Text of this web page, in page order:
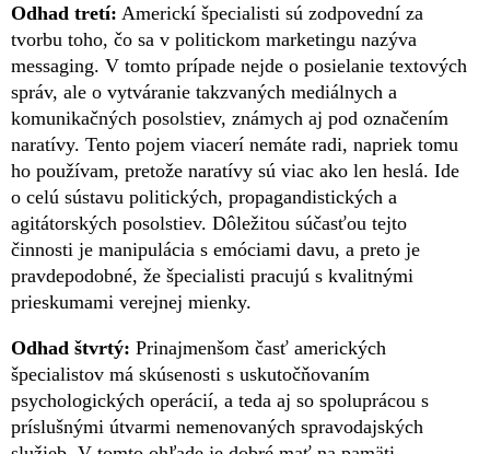
Odhad tretí: Americkí špecialisti sú zodpovední za
tvorbu toho, čo sa v politickom marketingu nazýva
messaging. V tomto prípade nejde o posielanie textových
správ, ale o vytváranie takzvaných mediálnych a
komunikačných posolstiev, známych aj pod označením
naratívy. Tento pojem viacerí nemáte radi, napriek tomu
ho používam, pretože naratívy sú viac ako len heslá. Ide
o celú sústavu politických, propagandistických a
agitátorských posolstiev. Dôležitou súčasťou tejto
činnosti je manipulácia s emóciami davu, a preto je
pravdepodobné, že špecialisti pracujú s kvalitnými
prieskumami verejnej mienky.
Odhad štvrtý: Prinajmenšom časť amerických
špecialistov má skúsenosti s uskutočňovaním
psychologických operácií, a teda aj so spoluprácou s
príslušnými útvarmi nemenovaných spravodajských